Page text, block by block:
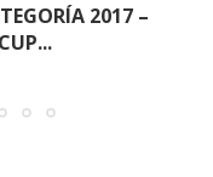
2017 –